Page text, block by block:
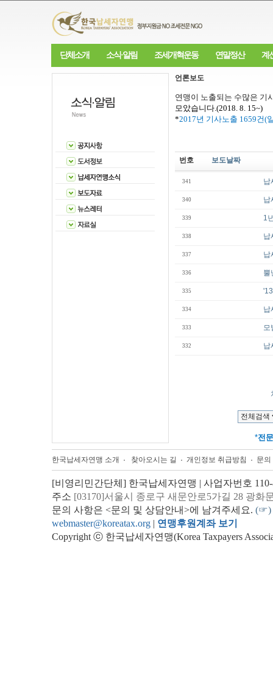
단체소개 소식·알림 조세개혁운동 연말정산 계
언론보도
연맹이 노출되는 수많은 기
모았습니다.(2018. 8. 15~)
*2017년 기사노출 1659건(
번호 보도날짜
341 납
340 납
339 1
338 납
337 납
336 뿔
335
334 납
333 모
332 납
*전문
한국납세자연맹 소개 찾아오시는 길 개인정보 취급방침 문
[비영리민간단체] 한국납세자연맹 | 사업자번호
주소 [03170]서울시 종로구 새문안로5가길 28 광화
문의 사항은 <문의 및 상담안내>에 남겨주세요. (☞)
webmaster@koreatax.org | 연맹후원계좌 보기
Copyright ⓒ 한국납세자연맹(Korea Taxpayers